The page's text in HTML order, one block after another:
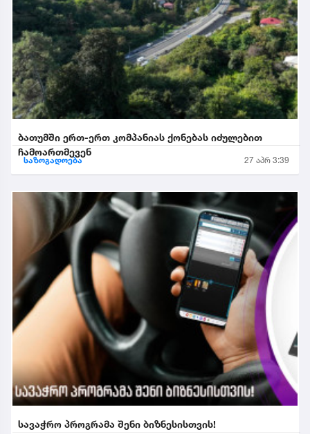
ბათუმში ერთ-ერთ კომპანიას ქონებას იძულებით
ჩამოართმევენ
საზოგადოება 27 აპრ 3:39
სავაჭრო პროგრამა შენი ბიზნესისთვის!